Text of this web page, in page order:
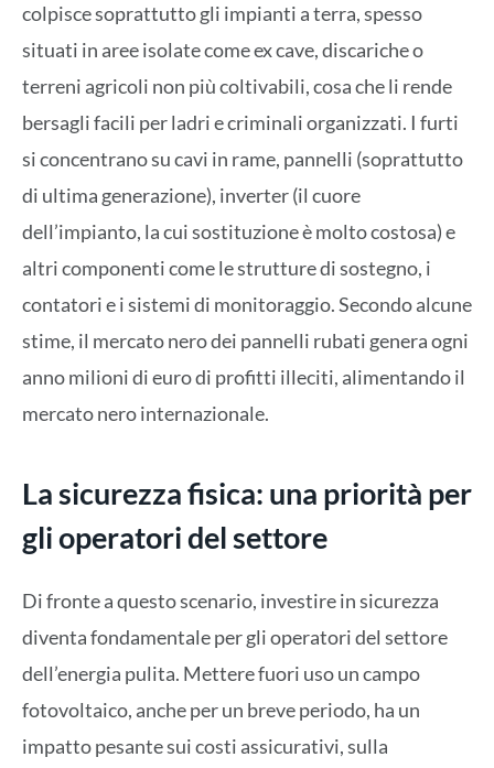
colpisce soprattutto gli impianti a terra, spesso
situati in aree isolate come ex cave, discariche o
terreni agricoli non più coltivabili, cosa che li rende
bersagli facili per ladri e criminali organizzati. I furti
si concentrano su cavi in rame, pannelli (soprattutto
di ultima generazione), inverter (il cuore
dell’impianto, la cui sostituzione è molto costosa) e
altri componenti come le strutture di sostegno, i
contatori e i sistemi di monitoraggio. Secondo alcune
stime, il mercato nero dei pannelli rubati genera ogni
anno milioni di euro di profitti illeciti, alimentando il
mercato nero internazionale.
La sicurezza fisica: una priorità per
gli operatori del settore
Di fronte a questo scenario, investire in sicurezza
diventa fondamentale per gli operatori del settore
dell’energia pulita. Mettere fuori uso un campo
fotovoltaico, anche per un breve periodo, ha un
impatto pesante sui costi assicurativi, sulla